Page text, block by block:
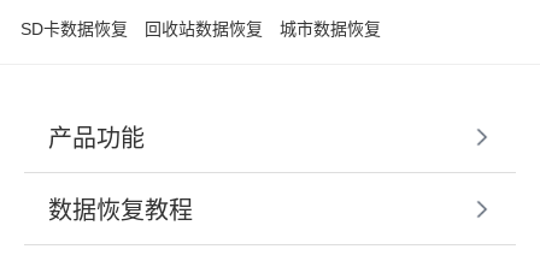
SD卡数据恢复 回收站数据恢复 城市数据恢复
产品功能
数据恢复教程